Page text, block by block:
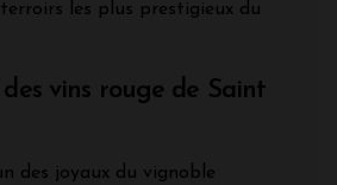
les plus prestigieux du
des vins rouge de Saint
des joyaux du vignoble